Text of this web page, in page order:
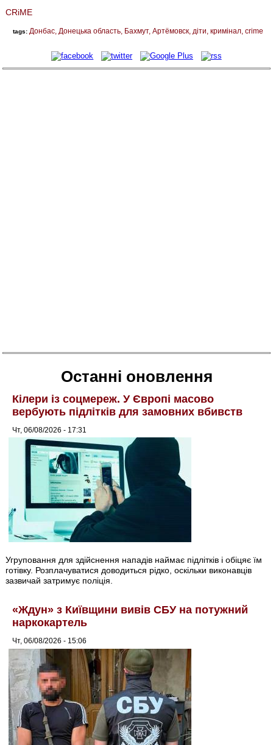
CRiME
tags: Донбас Донецька область Бахмут Артёмовск діти кримінал crime
Останні оновлення
Кілери із соцмереж. У Європі масово
вербують підлітків для замовних вбивств
Чт, 06/08/2026 - 17:31
Угруповання для здійснення нападів наймає підлітків і обіцяє їм
готівку. Розплачуватися доводиться рідко, оскільки виконавців
зазвичай затримує поліція.
«Ждун» з Київщини вивів СБУ на потужний
наркокартель
Чт, 06/08/2026 - 15:06